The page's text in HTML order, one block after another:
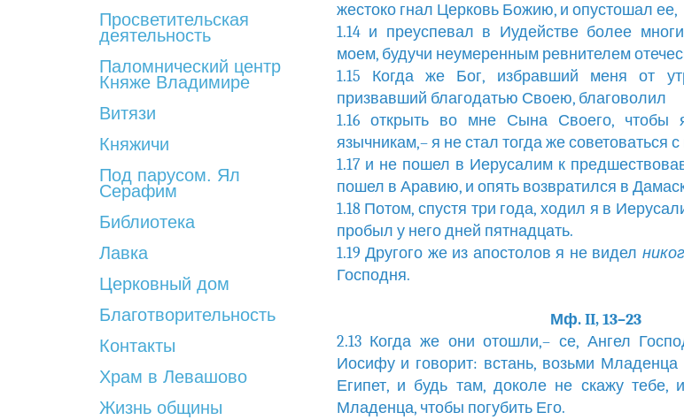
Просветительская
деятельность
Паломнический центр
Княже Владимире
Витязи
Княжичи
Под парусом. Ял
Серафим
Библиотека
Лавка
Церковный дом
Благотворительность
Контакты
Храм в Левашово
Жизнь общины
жестоко гнал Церковь Божию, и опустошал ее,
1.14 и преуспевал в Иудействе более
моем, будучи неумеренным ревнителем
1.15 Когда же Бог, избравший меня от
призвавший благодатью Своею, благоволил
1.16 открыть во мне Сына Своего, чтобы
язычникам,– я не стал тогда же советоваться
1.17 и не пошел в Иерусалим к
пошел в Аравию, и опять возвратился в
1.18 Потом, спустя три года, ходил я в
пробыл у него дней пятнадцать.
1.19 Другого же из апостолов я не видел
Господня.
Мф. II, 13–23
2.13 Когда же они отошли,– се, Ангел
Иосифу и говорит: встань, возьми
Египет, и будь там, доколе не скажу тебе,
Младенца, чтобы погубить Его.